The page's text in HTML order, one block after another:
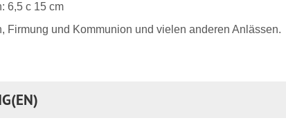
6,5 c 15 cm
Firmung und Kommunion und vielen anderen Anlässen.